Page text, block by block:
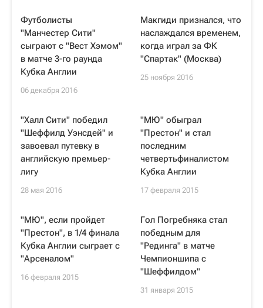
Футболисты
"Манчестер Сити"
сыграют с "Вест Хэмом"
в матче 3-го раунда
Кубка Англии
06 декабря 2016
Макгиди признался, что
наслаждался временем,
когда играл за ФК
"Спартак" (Москва)
25 ноября 2016
"Халл Сити" победил
"Шеффилд Уэнсдей" и
завоевал путевку в
английскую премьер-
лигу
28 мая 2016
"МЮ" обыграл
"Престон" и стал
последним
четвертьфиналистом
Кубка Англии
17 февраля 2015
"МЮ", если пройдет
"Престон", в 1/4 финала
Кубка Англии сыграет с
"Арсеналом"
16 февраля 2015
Гол Погребняка стал
победным для
"Рединга" в матче
Чемпионшипа с
"Шеффилдом"
31 января 2015